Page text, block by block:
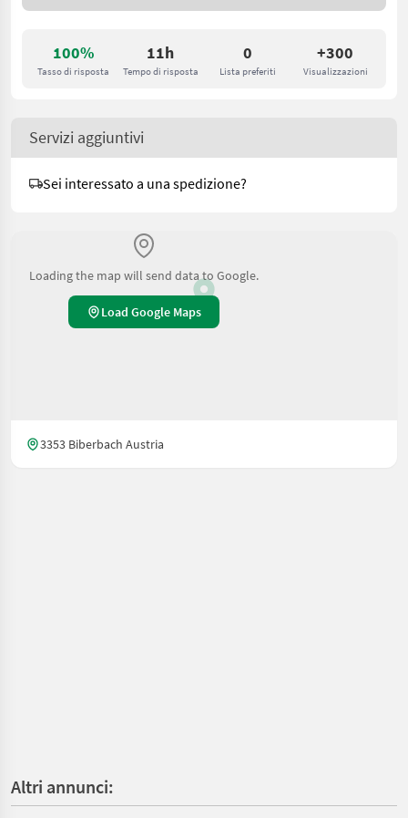
100%
Tasso di risposta
11h
Tempo di risposta
0
Lista preferiti
+300
Visualizzazioni
Servizi aggiuntivi
Sei interessato a una spedizione?
Loading the map will send data to Google.
Load Google Maps
3353 Biberbach Austria
Altri annunci: